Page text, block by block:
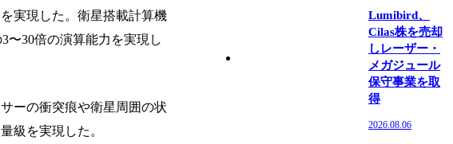
実現した。衛星搭載計算機
〜30倍の演算能力を実現し
ーの衝突痕や衛星周囲の状
級を実現した。
Lumibird、
Cilas株を売却
しレーザー・
メガジュール
保守事業を取
得
2026.08.06